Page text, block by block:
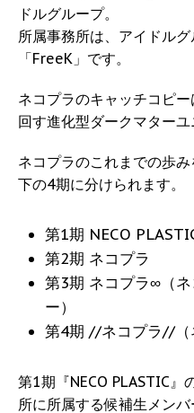
ドルグループ。
所属事務所は、アイドル
「FreeK」です。
ネコプラのキャッチコピ
回す進化型ダークマターユ
ネコプラのこれまでの歩
下の4期に分けられます。
第1期 NECO
第2期 ネコプラ
第3期 ネコプラ∞（
ー）
第4期 //ネコプラ//（
第1期『NECO PLASTIC
所に所属する候補生メン